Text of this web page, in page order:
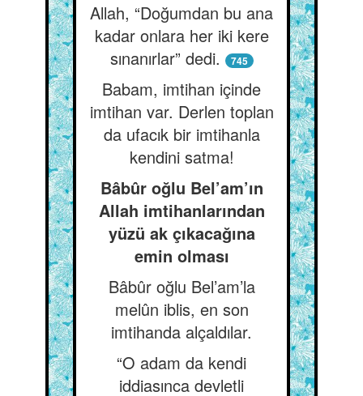
Allah, “Doğumdan bu ana
kadar onlara her iki kere
sınanırlar” dedi.
745
Babam, imtihan içinde
imtihan var. Derlen toplan
da ufacık bir imtihanla
kendini satma!
Bâbûr oğlu Bel’am’ın
Allah imtihanlarından
yüzü ak çıkacağına
emin olması
Bâbûr oğlu Bel’am’la
melûn iblis, en son
imtihanda alçaldılar.
“O adam da kendi
iddiasınca devletli